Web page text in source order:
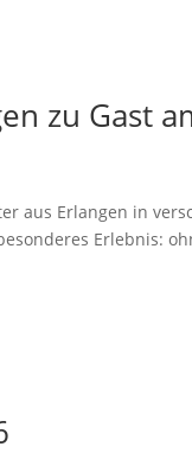
zu Gast
aus Erlangen in
Erlebnis: